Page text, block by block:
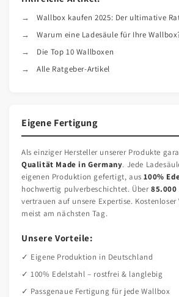
Wallbox kaufen 2025: Der ultimative
Warum eine Ladesäule für Ihre
Die Top 10 Wallboxen
Alle Ratgeber-Artikel
Eigene Fertigung
Als einziger Hersteller unserer Produkte
Qualität Made in Germany. Jede
eigenen Produktion gefertigt, aus100%
hochwertig pulverbeschichtet. Über85.000
vertrauen auf unsere Expertise.
meist am nächsten Tag.
Unsere Vorteile:
✓ Eigene Produktion in Deutschland
✓ 100% Edelstahl – rostfrei & langlebig
✓ Passgenaue Fertigung für jede Wallbox